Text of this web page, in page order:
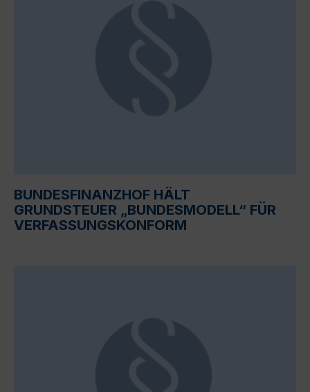
BUNDESFINANZHOF HÄLT
GRUNDSTEUER „BUNDESMODELL“ FÜR
VERFASSUNGSKONFORM